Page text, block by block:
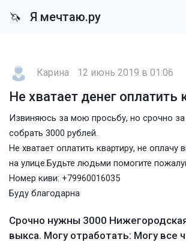
🦄 Я мечтаю.ру
Карина 12 июнь 2019 в 01:06
Не хватает денег оплатить
Извиняюсь за мою просьбу, но срочно
собрать 3000 рублей.
Не хватает оплатить квартиру, не оплачу
на улице.Будьте людьми помогите
Номер киви: +79960016035
Буду благодарна
Срочно нужны 3000
выкса. Могу отработать: Могу все